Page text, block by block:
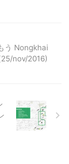
う Nongkhai
nov/2016)